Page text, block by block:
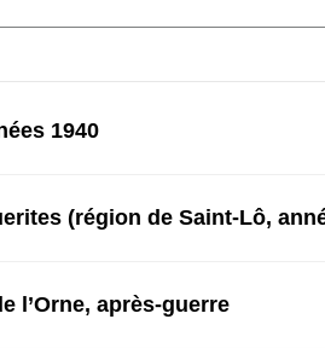
1940
(région de Saint-Lô,
l’Orne, après-guerre